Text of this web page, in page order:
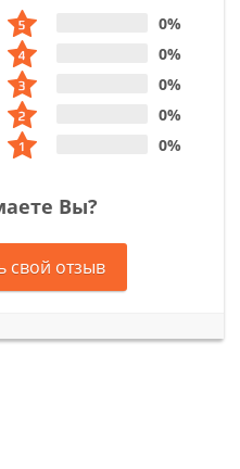
0%
0%
0%
0%
0%
Вы?
свой отзыв